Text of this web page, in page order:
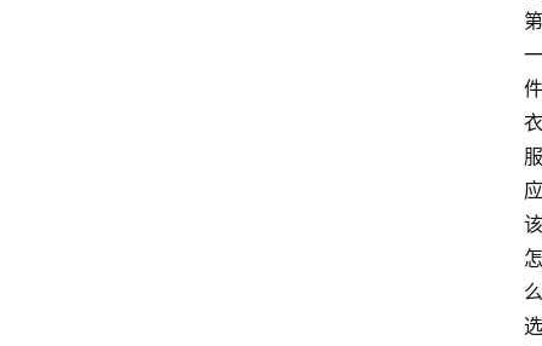
第
一
件
衣
服
应
该
怎
么
选